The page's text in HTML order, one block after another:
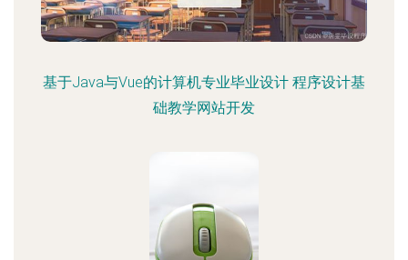
基于Java与Vue的计算机专业毕业设计 程序设计基
础教学网站开发